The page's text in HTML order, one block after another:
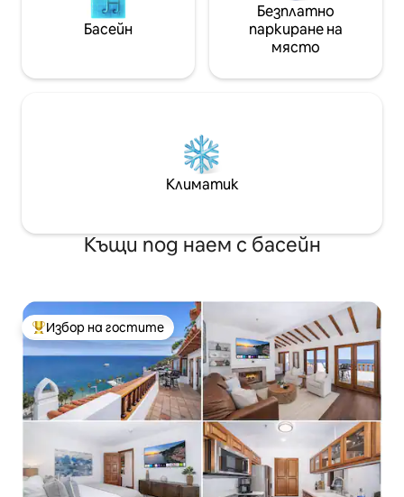
Басейн
Безплатно
паркиране на
място
Климатик
Къщи под наем с басейн
Най-популярен избор на гостите
Избор на гостите